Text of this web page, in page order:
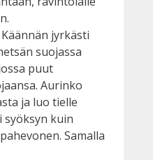
jyrkästi
suojassa
puut
Aurinko
ja luo tielle
syöksyn kuin
Samalla